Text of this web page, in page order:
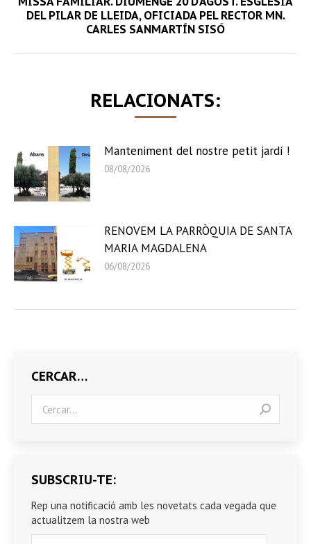
Next
post:
DEL PILAR DE LLEIDA, OFICIADA PEL RECTOR MN.
CARLES SANMARTÍN SISÓ
RELACIONATS:
Manteniment del nostre petit jardí !
08/08/2026
RENOVEM LA PARRÒQUIA DE SANTA
MARIA MAGDALENA
06/08/2026
CERCAR…
SUBSCRIU-TE:
Rep una notificació amb les novetats cada vegada que
actualitzem la nostra web